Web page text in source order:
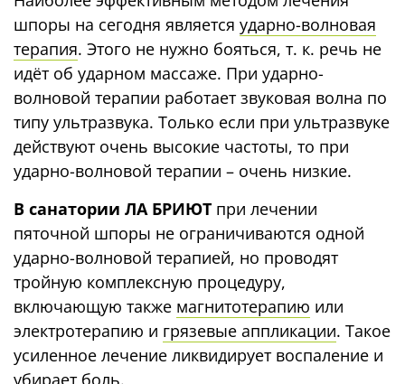
шпоры на сегодня является ударно-волновая
терапия. Этого не нужно бояться, т. к. речь не
идёт об ударном массаже. При ударно-
волновой терапии работает звуковая волна по
типу ультразвука. Только если при ультразвуке
действуют очень высокие частоты, то при
ударно-волновой терапии – очень низкие.
В санатории ЛА БРИЮТ при лечении
пяточной шпоры не ограничиваются одной
ударно-волновой терапией, но проводят
тройную комплексную процедуру,
включающую также магнитотерапию или
электротерапию и грязевые аппликации. Такое
усиленное лечение ликвидирует воспаление и
убирает боль.